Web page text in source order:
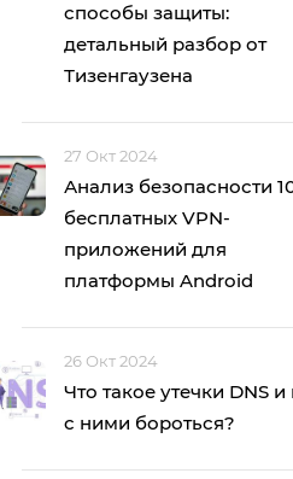
способы защиты:
детальный разбор от
Тизенгаузена
27 Окт 2024
Анализ безопасности
бесплатных VPN-
приложений для
платформы Android
26 Окт 2024
Что такое утечки DNS и
с ними бороться?